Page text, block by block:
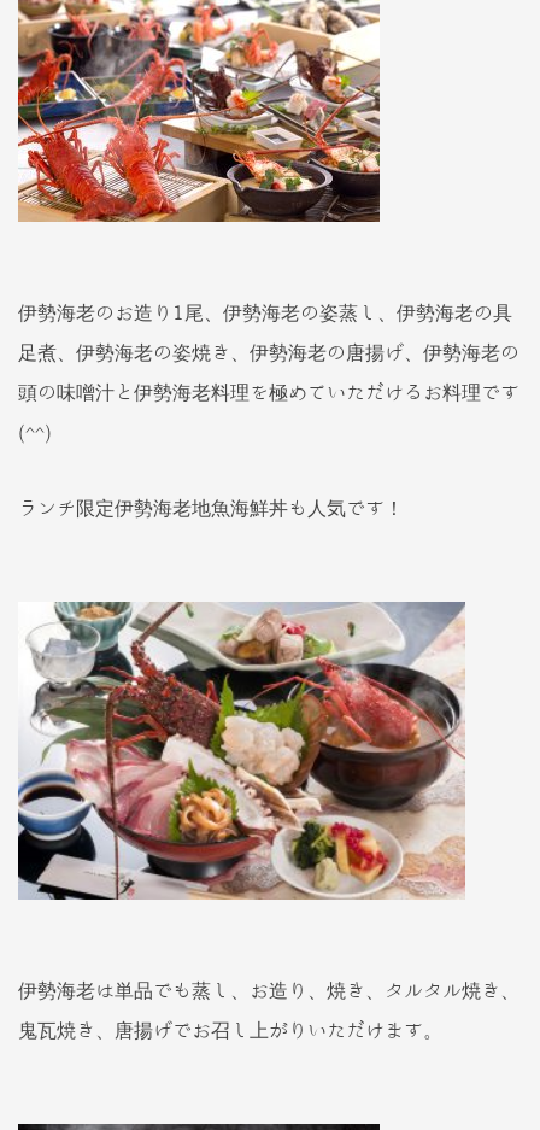
伊勢海老のお造り1尾、伊勢海老の姿蒸し、伊勢海老の具
足煮、伊勢海老の姿焼き、伊勢海老の唐揚げ、伊勢海老の
頭の味噌汁と伊勢海老料理を極めていただけるお料理です
(^^)
ランチ限定伊勢海老地魚海鮮丼も人気です！
伊勢海老は単品でも蒸し、お造り、焼き、タルタル焼き、
鬼瓦焼き、唐揚げでお召し上がりいただけます。